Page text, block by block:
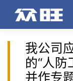
我公司
的“人
并作专